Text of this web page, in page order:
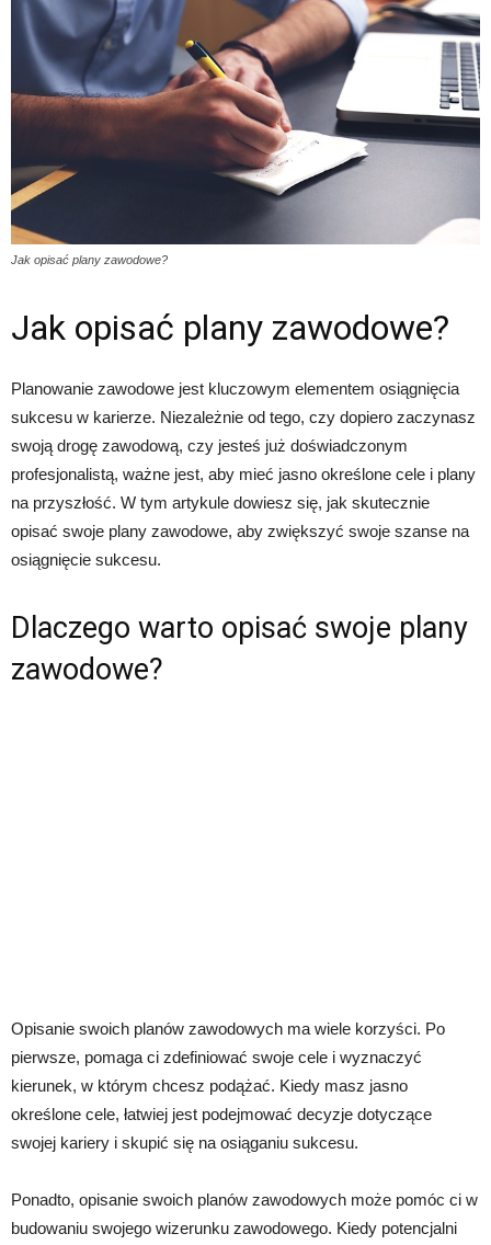
Jak opisać plany zawodowe?
Jak opisać plany zawodowe?
Planowanie zawodowe jest kluczowym elementem osiągnięcia
sukcesu w karierze. Niezależnie od tego, czy dopiero zaczynasz
swoją drogę zawodową, czy jesteś już doświadczonym
profesjonalistą, ważne jest, aby mieć jasno określone cele i plany
na przyszłość. W tym artykule dowiesz się, jak skutecznie
opisać swoje plany zawodowe, aby zwiększyć swoje szanse na
osiągnięcie sukcesu.
Dlaczego warto opisać swoje plany
zawodowe?
Opisanie swoich planów zawodowych ma wiele korzyści. Po
pierwsze, pomaga ci zdefiniować swoje cele i wyznaczyć
kierunek, w którym chcesz podążać. Kiedy masz jasno
określone cele, łatwiej jest podejmować decyzje dotyczące
swojej kariery i skupić się na osiąganiu sukcesu.
Ponadto, opisanie swoich planów zawodowych może pomóc ci w
budowaniu swojego wizerunku zawodowego. Kiedy potencjalni